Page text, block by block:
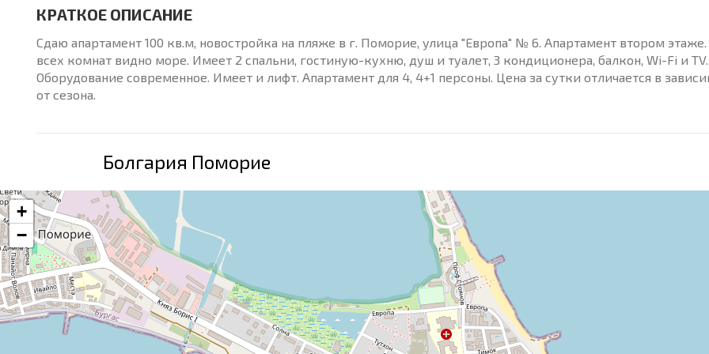
КРАТКОЕ ОПИСАНИЕ
Сдаю апартамент 100 кв.м, новостройка на пляже в г. Поморие, улица "Европа" № 6. Апартамент втором
всех комнат видно море. Имеет 2 спальни, гостиную-кухню, душ и туалет, 3 кондиционера, балкон, Wi-Fi и TV.
Оборудование современное. Имеет и лифт. Апартамент для 4, 4+1 персоны. Цена за сутки отличается в
от сезона.
Болгария Поморие
+
−